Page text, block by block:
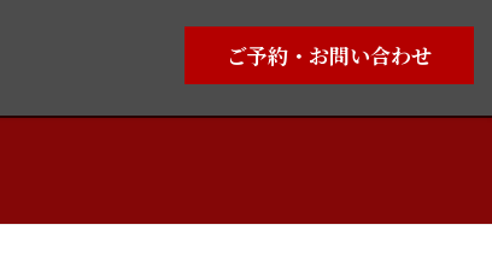
ご予約・お問い合わせ